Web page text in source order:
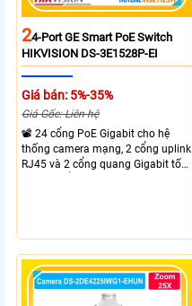
24-Port GE Smart PoE Switch
HIKVISION DS-3E1528P-EI
Giá bán: 5%-35%
Giá Gốc: Liên hệ
📽 24 cổng PoE Gigabit cho hệ
thống camera mạng, 2 cổng uplink
RJ45 và 2 cổng quang Gigabit tốc